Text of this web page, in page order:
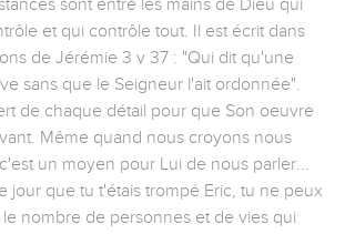
sont entre les mains de Dieu qui
et qui contrôle tout. Il est écrit dans
de Jérémie 3 v 37 : "Qui dit qu'une
sans que le Seigneur l'ait ordonnée".
de chaque détail pour que Son oeuvre
Même quand nous croyons nous
un moyen pour Lui de nous parler...
jour que tu t'étais trompé Eric, tu ne peux
nombre de personnes et de vies qui